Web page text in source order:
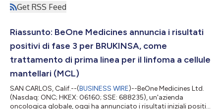
Get RSS Feed
Riassunto: BeOne Medicines annuncia i risultati
positivi di fase 3 per BRUKINSA, come
trattamento di prima linea per il linfoma a cellule
mantellari (MCL)
SAN CARLOS, Calif.--(BUSINESS WIRE)--BeOne Medicines Ltd.
(Nasdaq: ONC; HKEX: 06160; SSE: 688235), un'azienda
oncologica globale, oggi ha annunciato i risultati iniziali positivi